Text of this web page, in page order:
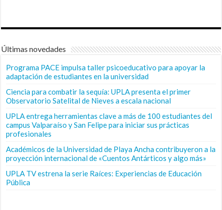
Últimas novedades
Programa PACE impulsa taller psicoeducativo para apoyar la
adaptación de estudiantes en la universidad
Ciencia para combatir la sequía: UPLA presenta el primer
Observatorio Satelital de Nieves a escala nacional
UPLA entrega herramientas clave a más de 100 estudiantes del
campus Valparaíso y San Felipe para iniciar sus prácticas
profesionales
Académicos de la Universidad de Playa Ancha contribuyeron a la
proyección internacional de «Cuentos Antárticos y algo más»
UPLA TV estrena la serie Raíces: Experiencias de Educación
Pública